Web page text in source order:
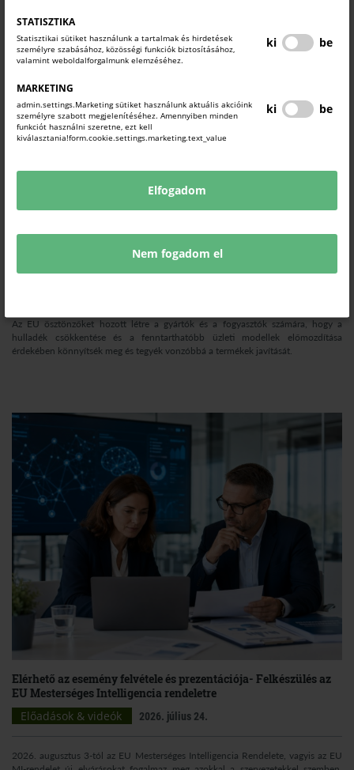
STATISZTIKA
Statisztikai sütiket használunk a tartalmak és hirdetések
személyre szabásához, közösségi funkciók biztosításához,
valamint weboldalforgalmunk elemzéséhez.
ki be
MARKETING
admin.settings.Marketing sütiket használunk aktuális akcióink
személyre szabott megjelenítéséhez. Amennyiben minden
funkciót használni szeretne, ezt kell
kiválasztania!form.cookie.settings.marketing.text_value
ki be
Elfogadom
Nem fogadom el
"Javításához való jog" bevezetése
Az EU ösztönzőket hozott létre a gyártók és a fogyasztók számára, hogy a
hulladék csökkentése és a fenntarthatóbb üzleti modellek előmozdítása
érdekében könnyítsék meg és tegyék vonzóbbá a termékek javítását.
Elérhető az esemény felvétele és prezentációja- Felkészülés az
EU Mesterséges Intelligencia rendeletre
Előadások & videók
2026. július 24.
2026. augusztus 3-tól az EU Mesterséges Intelligencia Rendelete, vagyis az EU